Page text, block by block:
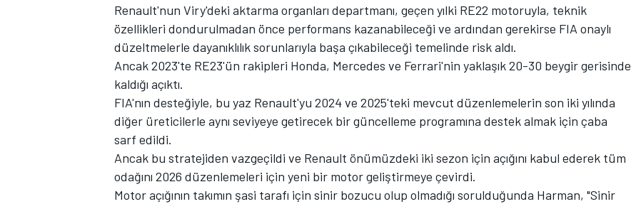
TÜRK SPORCULAR
Renault'nun Viry'deki aktarma organları departmanı, geçen yılki RE22 motoruyla, teknik
özellikleri dondurulmadan önce performans kazanabileceği ve ardından gerekirse FIA onaylı
düzeltmelerle dayanıklılık sorunlarıyla başa çıkabileceği temelinde risk aldı.
Ancak 2023'te RE23'ün rakipleri Honda, Mercedes ve Ferrari'nin yaklaşık 20-30 beygir gerisinde
kaldığı açıktı.
FIA'nın desteğiyle, bu yaz Renault'yu 2024 ve 2025'teki mevcut düzenlemelerin son iki yılında
diğer üreticilerle aynı seviyeye getirecek bir güncelleme programına destek almak için çaba
sarf edildi.
Ancak bu stratejiden vazgeçildi ve Renault önümüzdeki iki sezon için açığını kabul ederek tüm
odağını 2026 düzenlemeleri için yeni bir motor geliştirmeye çevirdi.
Motor açığının takımın şasi tarafı için sinir bozucu olup olmadığı sorulduğunda Harman, "Sinir